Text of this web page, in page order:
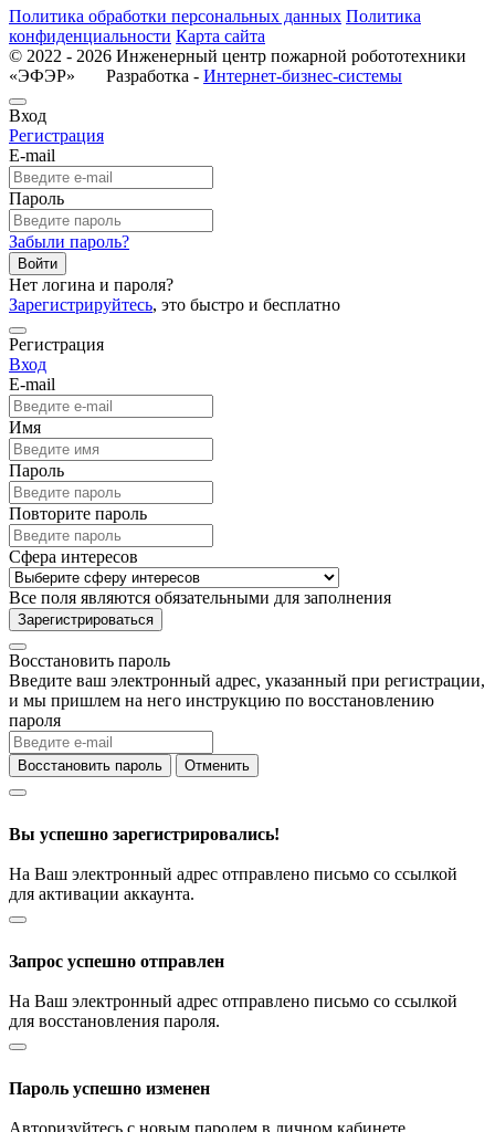
Политика обработки персональных данных Политика
конфиденциальности Карта сайта
© 2022 - 2026 Инженерный центр пожарной робототехники
«ЭФЭР» Разработка - Интернет-бизнес-системы
Вход
Регистрация
E-mail
Пароль
Забыли пароль?
Войти
Нет логина и пароля?
Зарегистрируйтесь, это быстро и бесплатно
Регистрация
Вход
E-mail
Имя
Пароль
Повторите пароль
Сфера интересов
Все поля являются обязательными для заполнения
Зарегистрироваться
Восстановить пароль
Введите ваш электронный адрес, указанный при регистрации,
и мы пришлем на него инструкцию по восстановлению
пароля
Восстановить пароль Отменить
Вы успешно зарегистрировались!
На Ваш электронный адрес отправлено письмо со ссылкой
для активации аккаунта.
Запрос успешно отправлен
На Ваш электронный адрес отправлено письмо со ссылкой
для восстановления пароля.
Пароль успешно изменен
Авторизуйтесь с новым паролем в личном кабинете.